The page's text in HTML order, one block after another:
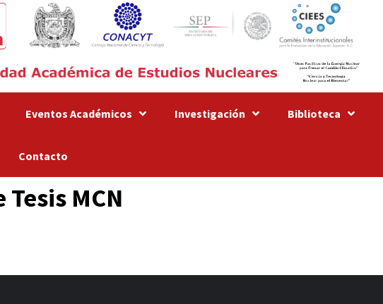
Eventos Académicos Investigación Biblioteca
Contacto
MCN